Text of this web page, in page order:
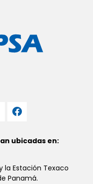
ubicadas en:
la Estación Texaco
Panamá.